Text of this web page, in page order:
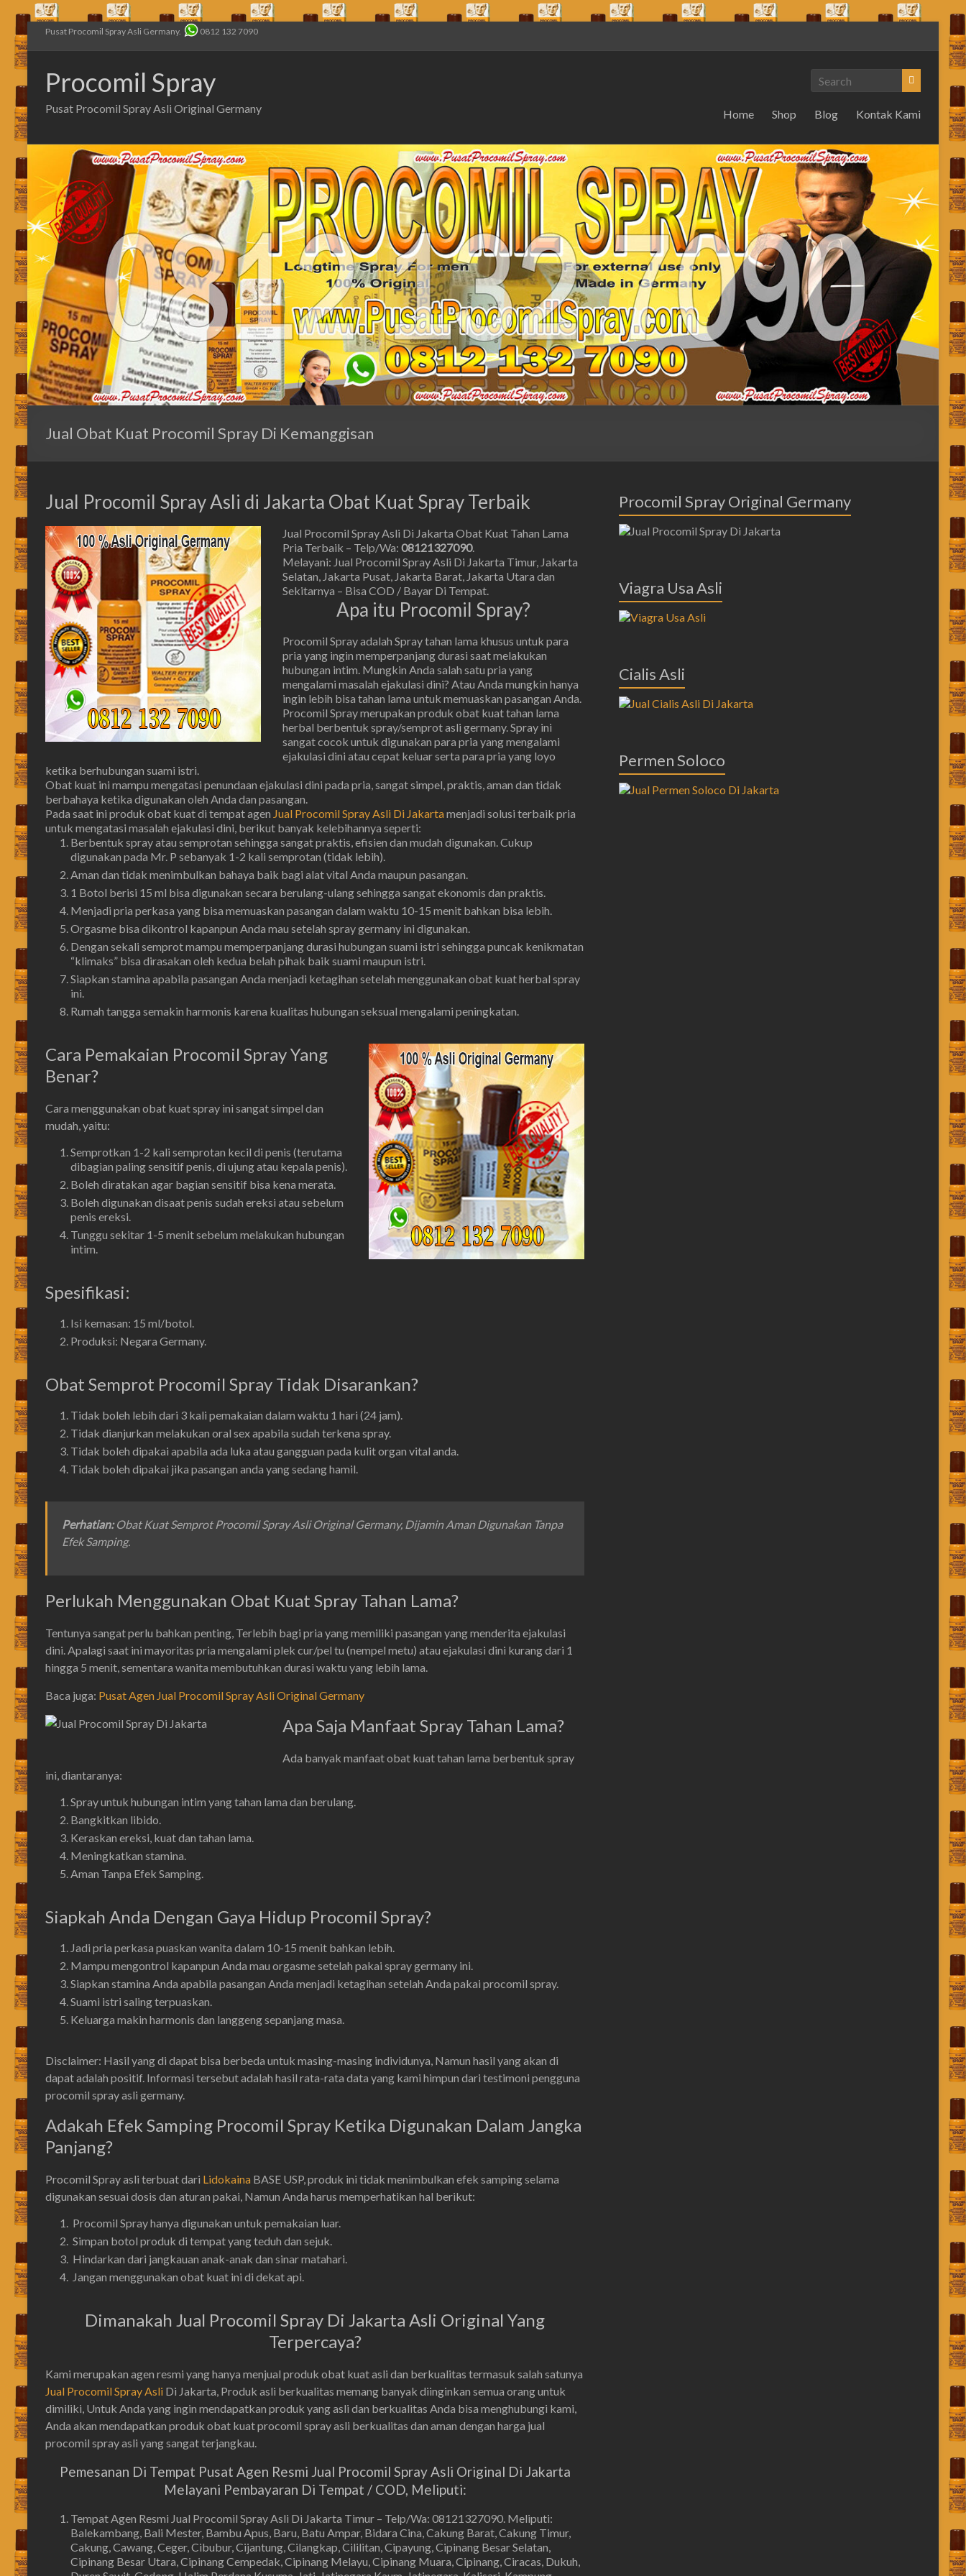
Pusat Procomil Spray Asli Germany. 0812 132 7090
Procomil Spray
Pusat Procomil Spray Asli Original Germany Home Shop Blog Kontak Kami
Jual Obat Kuat Procomil Spray Di Kemanggisan
Jual Procomil Spray Asli di Jakarta Obat Kuat Spray Terbaik
Jual Procomil Spray Asli Di Jakarta Obat Kuat Tahan Lama
Pria Terbaik – Telp/Wa: 08121327090.
Melayani: Jual Procomil Spray Asli Di Jakarta Timur, Jakarta
Selatan, Jakarta Pusat, Jakarta Barat, Jakarta Utara dan
Sekitarnya – Bisa COD / Bayar Di Tempat.
Apa itu Procomil Spray?
Procomil Spray adalah Spray tahan lama khusus untuk para
pria yang ingin memperpanjang durasi saat melakukan
hubungan intim. Mungkin Anda salah satu pria yang
mengalami masalah ejakulasi dini? Atau Anda mungkin hanya
ingin lebih bisa tahan lama untuk memuaskan pasangan Anda.
Procomil Spray merupakan produk obat kuat tahan lama
herbal berbentuk spray/semprot asli germany. Spray ini
sangat cocok untuk digunakan para pria yang mengalami
ejakulasi dini atau cepat keluar serta para pria yang loyo
ketika berhubungan suami istri.
Obat kuat ini mampu mengatasi penundaan ejakulasi dini pada pria, sangat simpel, praktis, aman dan tidak
berbahaya ketika digunakan oleh Anda dan pasangan.
Pada saat ini produk obat kuat di tempat agen Jual Procomil Spray Asli Di Jakartamenjadi solusi terbaik pria
untuk mengatasi masalah ejakulasi dini, berikut banyak kelebihannya seperti:
Berbentuk spray atau semprotan sehingga sangat praktis, efisien dan mudah digunakan. Cukup
digunakan pada Mr. P sebanyak 1-2 kali semprotan (tidak lebih).
Aman dan tidak menimbulkan bahaya baik bagi alat vital Anda maupun pasangan.
1 Botol berisi 15 ml bisa digunakan secara berulang-ulang sehingga sangat ekonomis dan praktis.
Menjadi pria perkasa yang bisa memuaskan pasangan dalam waktu 10-15 menit bahkan bisa lebih.
Orgasme bisa dikontrol kapanpun Anda mau setelah spray germany ini digunakan.
Dengan sekali semprot mampu memperpanjang durasi hubungan suami istri sehingga puncak kenikmatan
“klimaks” bisa dirasakan oleh kedua belah pihak baik suami maupun istri.
Siapkan stamina apabila pasangan Anda menjadi ketagihan setelah menggunakan obat kuat herbal spray
ini.
Rumah tangga semakin harmonis karena kualitas hubungan seksual mengalami peningkatan.
Cara Pemakaian Procomil Spray Yang
Benar?
Cara menggunakan obat kuat spray ini sangat simpel dan
mudah, yaitu:
Semprotkan 1-2 kali semprotan kecil di penis (terutama
dibagian paling sensitif penis, di ujung atau kepala penis).
Boleh diratakan agar bagian sensitif bisa kena merata.
Boleh digunakan disaat penis sudah ereksi atau sebelum
penis ereksi.
Tunggu sekitar 1-5 menit sebelum melakukan hubungan
intim.
Spesifikasi:
Isi kemasan: 15 ml/botol.
Produksi: Negara Germany.
Obat Semprot Procomil Spray Tidak Disarankan?
Tidak boleh lebih dari 3 kali pemakaian dalam waktu 1 hari (24 jam).
Tidak dianjurkan melakukan oral sex apabila sudah terkena spray.
Tidak boleh dipakai apabila ada luka atau gangguan pada kulit organ vital anda.
Tidak boleh dipakai jika pasangan anda yang sedang hamil.
Perhatian: Obat Kuat Semprot Procomil Spray Asli Original Germany, Dijamin Aman Digunakan Tanpa
Efek Samping.
Perlukah Menggunakan Obat Kuat Spray Tahan Lama?
Tentunya sangat perlu bahkan penting, Terlebih bagi pria yang memiliki pasangan yang menderita ejakulasi
dini. Apalagi saat ini mayoritas pria mengalami plek cur/pel tu (nempel metu) atau ejakulasi dini kurang dari 1
hingga 5 menit, sementara wanita membutuhkan durasi waktu yang lebih lama.
Baca juga: Pusat Agen Jual Procomil Spray Asli Original Germany
Apa Saja Manfaat Spray Tahan Lama?
Ada banyak manfaat obat kuat tahan lama berbentuk spray
ini, diantaranya:
Spray untuk hubungan intim yang tahan lama dan berulang.
Bangkitkan libido.
Keraskan ereksi, kuat dan tahan lama.
Meningkatkan stamina.
Aman Tanpa Efek Samping.
Siapkah Anda Dengan Gaya Hidup Procomil Spray?
Jadi pria perkasa puaskan wanita dalam 10-15 menit bahkan lebih.
Mampu mengontrol kapanpun Anda mau orgasme setelah pakai spray germany ini.
Siapkan stamina Anda apabila pasangan Anda menjadi ketagihan setelah Anda pakai procomil spray.
Suami istri saling terpuaskan.
Keluarga makin harmonis dan langgeng sepanjang masa.
Disclaimer: Hasil yang di dapat bisa berbeda untuk masing-masing individunya, Namun hasil yang akan di
dapat adalah positif. Informasi tersebut adalah hasil rata-rata data yang kami himpun dari testimoni pengguna
procomil spray asli germany.
Adakah Efek Samping Procomil Spray Ketika Digunakan Dalam Jangka
Panjang?
Procomil Spray asli terbuat dari Lidokaina BASE USP, produk ini tidak menimbulkan efek samping selama
digunakan sesuai dosis dan aturan pakai, Namun Anda harus memperhatikan hal berikut:
Procomil Spray hanya digunakan untuk pemakaian luar.
Simpan botol produk di tempat yang teduh dan sejuk.
Hindarkan dari jangkauan anak-anak dan sinar matahari.
Jangan menggunakan obat kuat ini di dekat api.
Dimanakah Jual Procomil Spray Di Jakarta Asli Original Yang
Terpercaya?
Kami merupakan agen resmi yang hanya menjual produk obat kuat asli dan berkualitas termasuk salah satunya
Jual Procomil Spray Asli Di Jakarta, Produk asli berkualitas memang banyak diinginkan semua orang untuk
dimiliki, Untuk Anda yang ingin mendapatkan produk yang asli dan berkualitas Anda bisa menghubungi kami,
Anda akan mendapatkan produk obat kuat procomil spray asli berkualitas dan aman dengan harga jual
procomil spray asli yang sangat terjangkau.
Pemesanan Di Tempat Pusat Agen Resmi Jual Procomil Spray Asli Original Di Jakarta
Melayani Pembayaran Di Tempat / COD, Meliputi:
Tempat Agen Resmi Jual Procomil Spray Asli Di Jakarta Timur – Telp/Wa: 08121327090. Meliputi:
Balekambang, Bali Mester, Bambu Apus, Baru, Batu Ampar, Bidara Cina, Cakung Barat, Cakung Timur,
Cakung, Cawang, Ceger, Cibubur, Cijantung, Cilangkap, Cililitan, Cipayung, Cipinang Besar Selatan,
Cipinang Besar Utara, Cipinang Cempedak, Cipinang Melayu, Cipinang Muara, Cipinang, Ciracas, Dukuh,
Procomil Spray Original Germany
Viagra Usa Asli
Cialis Asli
Permen Soloco